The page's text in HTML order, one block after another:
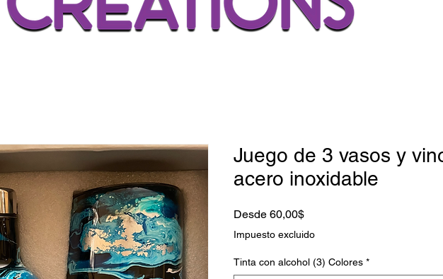
Juego de 3 vasos y
acero inoxidable
Desde 60,00$Precio
de
Impuesto excluido
Tinta con alcohol (3) Colores *